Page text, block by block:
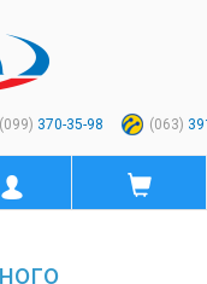
(099) 370-35-98 (063)